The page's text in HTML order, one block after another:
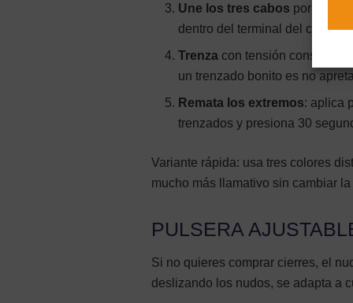
Une los tres cabos por un
dentro del terminal del cierre
Trenza con tensión constante:
un trenzado bonito es no
Remata los extremos: aplica
trenzados y presiona 30
Variante rápida: usa tres colores
mucho más llamativo sin cambiar la
PULSERA
Si no quieres comprar cierres, el
deslizando los nudos, se adapta a